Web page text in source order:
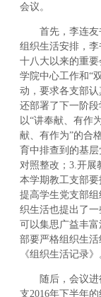
会议。
首先，李连
组织生活安排，
十八大以来的重
学院中心工作和“
动，要求各支部
还部署了下一阶
以“讲奉献、有作
献、有作为”的合
育中排查到的基
对照整改；3.开展
本学期教工支部要
提高学生党支部
织生活也提出了
可以集思广益丰
部要严格组织生
《组织生活记录》
随后，会议
支2016年下半年